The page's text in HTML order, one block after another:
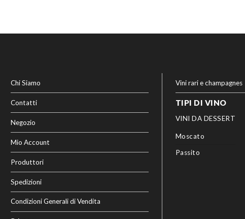
Chi Siamo
Contatti
Negozio
Mio Account
Produttori
Spedizioni
Condizioni Generali di Vendita
Vini rari e champagnes
TIPI DI VINO
VINI DA DESSERT
Moscato
Passito